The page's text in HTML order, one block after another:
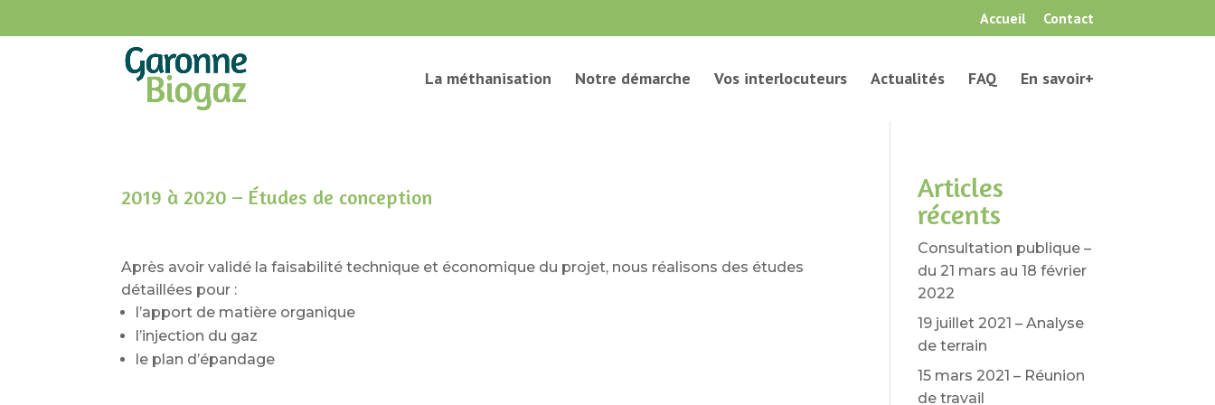
Accueil Contact
La méthanisation Notre démarche Vos interlocuteurs Actualités FAQ En savoir+
2019 à 2020 – Études de conception
Après avoir validé la faisabilité technique et économique du projet, nous réalisons des études
détaillées pour :
l’apport de matière organique
l’injection du gaz
le plan d’épandage
Articles
récents
Consultation publique –
du 21 mars au 18 février
2022
19 juillet 2021 – Analyse
de terrain
15 mars 2021 – Réunion
de travail